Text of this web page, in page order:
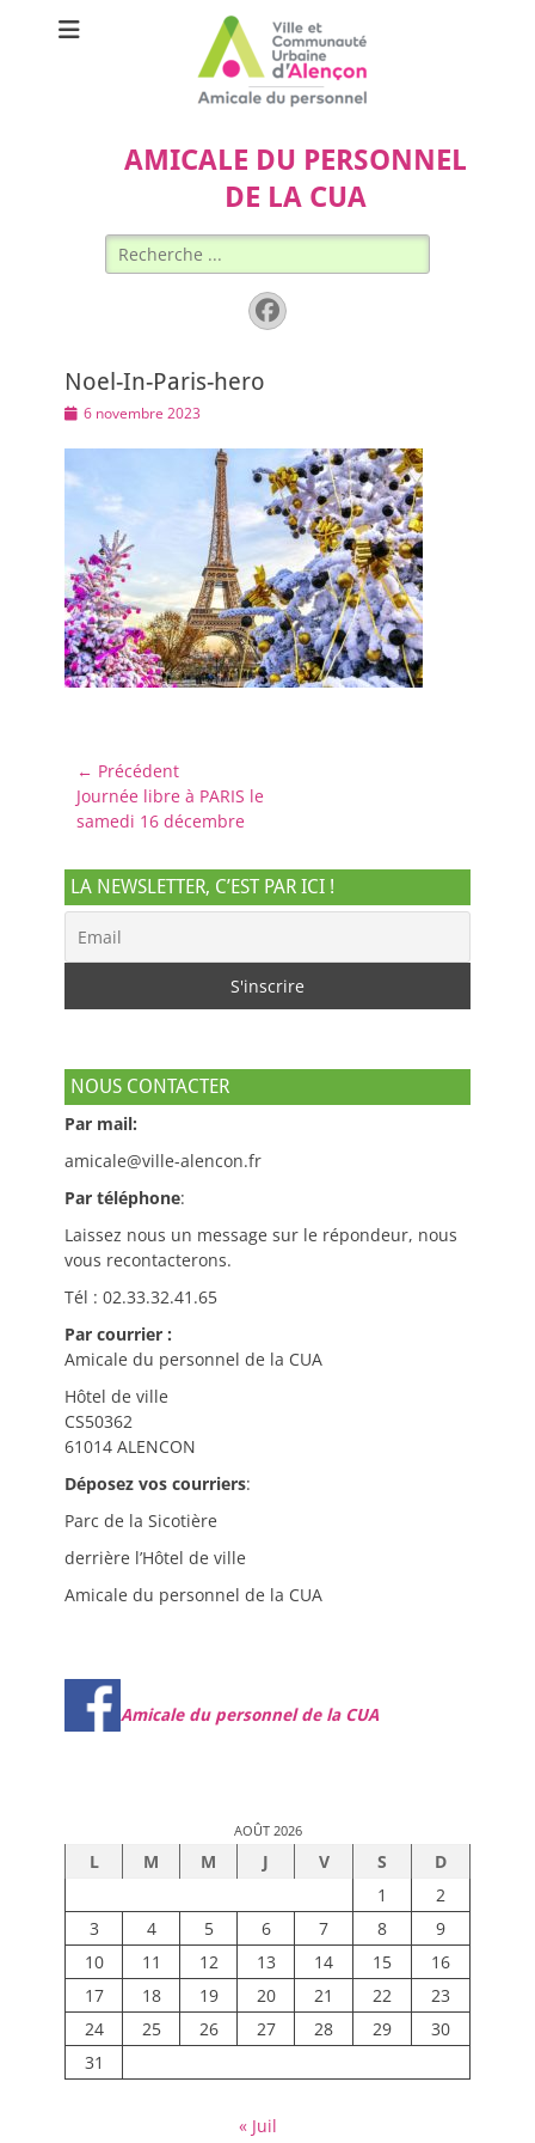
AMICALE DU PERSONNEL
DE LA CUA
Rechercher :
Facebook
Noel-In-Paris-hero
Posted
6 novembre 2023
Navigation
de
l’article
← Précédent
Article
précédent :
Journée libre à PARIS le
samedi 16 décembre
LA NEWSLETTER, C’EST PAR ICI !
NOUS CONTACTER
Par mail:
amicale@ville-alencon.fr
Par téléphone:
Laissez nous un message sur le répondeur, nous
vous recontacterons.
Tél : 02.33.32.41.65
Par courrier :
Amicale du personnel de la CUA
Hôtel de ville
CS50362
61014 ALENCON
Déposez vos courriers:
Parc de la Sicotière
derrière l’Hôtel de ville
Amicale du personnel de la CUA
Amicale du personnel de la CUA
AOÛT 2026
L M M J V S
D
1
2
3
4 5 6 7 8
9
10
11 12 13 14 15
16
17
18 19 20 21 22
23
24
25 26 27 28 29
30
31
« Juil